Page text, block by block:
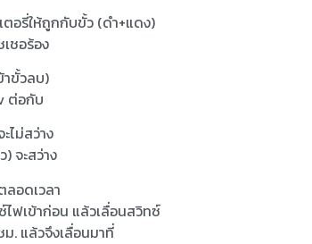
ตอรี่ให้ถูกกับขั้ว (ดำ+แดง)
ชอร้อง
ขั้วลบ)
ต่อกับ
ไม่สว่าง
จะสว่าง
ลอดเวลา
ไฟเข้าก่อน แล้วเลื่อนสวิทซ์
ม. แล้วจึงเลื่อนมาที่